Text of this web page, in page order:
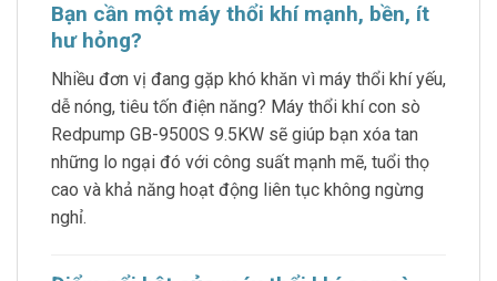
Bạn cần một máy thổi khí mạnh, bền, ít
hư hỏng?
Nhiều đơn vị đang gặp khó khăn vì máy thổi khí yếu,
dễ nóng, tiêu tốn điện năng? Máy thổi khí con sò
Redpump GB-9500S 9.5KW sẽ giúp bạn xóa tan
những lo ngại đó với công suất mạnh mẽ, tuổi thọ
cao và khả năng hoạt động liên tục không ngừng
nghỉ.